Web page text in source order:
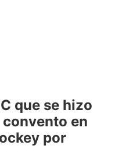
que se hizo
en
por